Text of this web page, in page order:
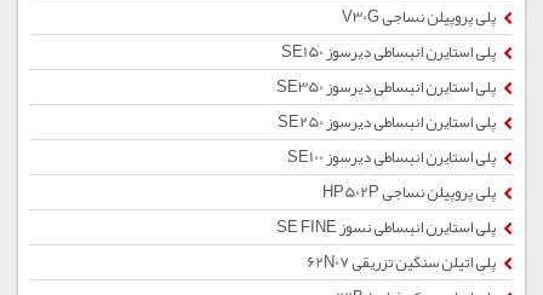
پلی پروپیلن نساجی V30G
پلی استایرن انبساطی دیرسوز SE150
پلی استایرن انبساطی دیرسوز SE350
پلی استایرن انبساطی دیرسوز SE250
پلی استایرن انبساطی دیرسوز SE100
پلی پروپیلن نساجی HP502P
پلی استایرن انبساطی نسوز SE FINE
پلی اتیلن سنگین تزریقی 62N07